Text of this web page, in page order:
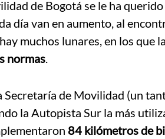
de Bogotá se le ha
día van en aumento, al
muchos lunares, en los que
normas.
Secretaría de Movilidad (un
la Autopista Sur la más
84 kilómetros de